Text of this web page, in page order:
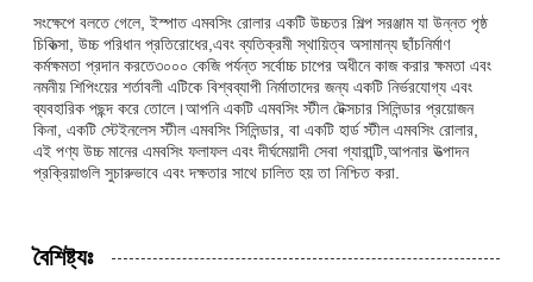
সংক্ষেপে বলতে গেলে, ইস্পাত এমবসিং রোলার একটি উচ্চতর শিল্প সরঞ্জাম যা উন্নত পৃষ্ঠ
চিকিত্সা, উচ্চ পরিধান প্রতিরোধের,এবং ব্যতিক্রমী স্থায়িত্ব অসামান্য ছাঁচনির্মাণ
কর্মক্ষমতা প্রদান করতে৩০০০ কেজি পর্যন্ত সর্বোচ্চ চাপের অধীনে কাজ করার ক্ষমতা এবং
নমনীয় শিপিংয়ের শর্তাবলী এটিকে বিশ্বব্যাপী নির্মাতাদের জন্য একটি নির্ভরযোগ্য এবং
ব্যবহারিক পছন্দ করে তোলে।আপনি একটি এমবসিং স্টীল টেক্সচার সিলিন্ডার প্রয়োজন
কিনা, একটি স্টেইনলেস স্টীল এমবসিং সিলিন্ডার, বা একটি হার্ড স্টীল এমবসিং রোলার,
এই পণ্য উচ্চ মানের এমবসিং ফলাফল এবং দীর্ঘমেয়াদী সেবা গ্যারান্টি,আপনার উত্পাদন
প্রক্রিয়াগুলি সুচারুভাবে এবং দক্ষতার সাথে চালিত হয় তা নিশ্চিত করা.
বৈশিষ্ট্যঃ